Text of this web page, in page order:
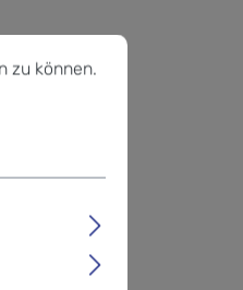
können.
Mehr Informationen ...
zu können.